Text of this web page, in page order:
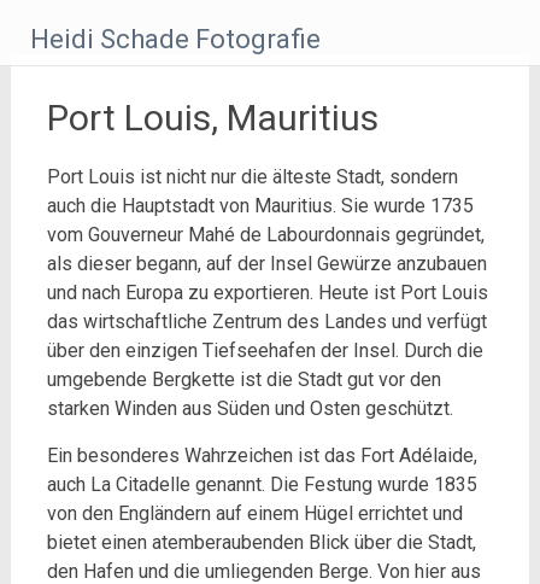
Inhalt
springen
Heidi Schade Fotografie
Port Louis, Mauritius
Port Louis ist nicht nur die älteste Stadt, sondern
auch die Hauptstadt von Mauritius. Sie wurde 1735
vom Gouverneur Mahé de Labourdonnais gegründet,
als dieser begann, auf der Insel Gewürze anzubauen
und nach Europa zu exportieren. Heute ist Port Louis
das wirtschaftliche Zentrum des Landes und verfügt
über den einzigen Tiefseehafen der Insel. Durch die
umgebende Bergkette ist die Stadt gut vor den
starken Winden aus Süden und Osten geschützt.
Ein besonderes Wahrzeichen ist das Fort Adélaide,
auch La Citadelle genannt. Die Festung wurde 1835
von den Engländern auf einem Hügel errichtet und
bietet einen atemberaubenden Blick über die Stadt,
den Hafen und die umliegenden Berge. Von hier aus